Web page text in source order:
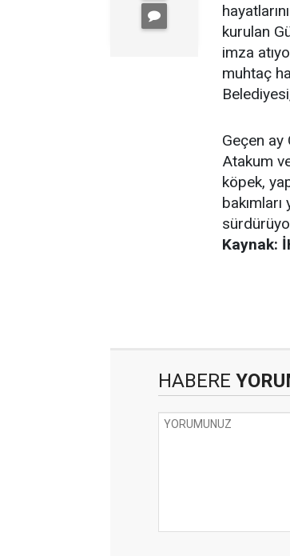
kurulan
imza
muhtaç
Geçen ay
Atakum
köpek,
Kaynak:
HABERE